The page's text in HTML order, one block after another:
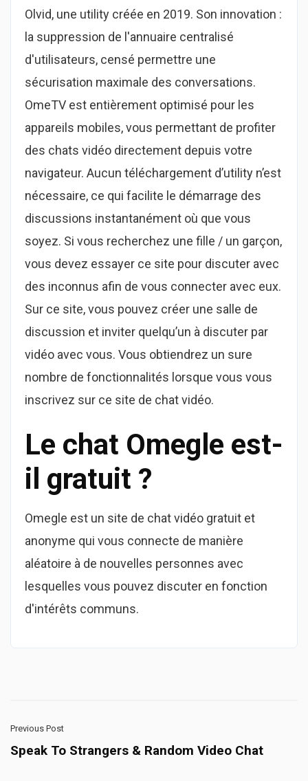
Olvid, une utility créée en 2019. Son innovation :
la suppression de l'annuaire centralisé
d'utilisateurs, censé permettre une
sécurisation maximale des conversations.
OmeTV est entièrement optimisé pour les
appareils mobiles, vous permettant de profiter
des chats vidéo directement depuis votre
navigateur. Aucun téléchargement d’utility n’est
nécessaire, ce qui facilite le démarrage des
discussions instantanément où que vous
soyez. Si vous recherchez une fille / un garçon,
vous devez essayer ce site pour discuter avec
des inconnus afin de vous connecter avec eux.
Sur ce site, vous pouvez créer une salle de
discussion et inviter quelqu’un à discuter par
vidéo avec vous. Vous obtiendrez un sure
nombre de fonctionnalités lorsque vous vous
inscrivez sur ce site de chat vidéo.
Le chat Omegle est-
il gratuit ?
Omegle est un site de chat vidéo gratuit et
anonyme qui vous connecte de manière
aléatoire à de nouvelles personnes avec
lesquelles vous pouvez discuter en fonction
d'intérêts communs.
Previous Post
Speak To Strangers & Random Video Chat